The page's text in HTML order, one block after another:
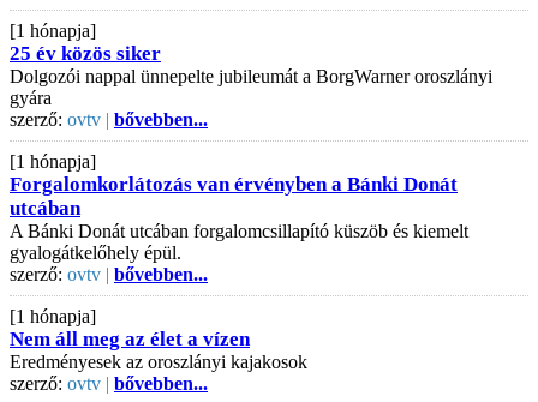
[1 hónapja]
25 év közös siker
Dolgozói nappal ünnepelte jubileumát a BorgWarner oroszlányi
gyára
szerző: ovtv | bővebben...
[1 hónapja]
Forgalomkorlátozás van érvényben a Bánki Donát
utcában
A Bánki Donát utcában forgalomcsillapító küszöb és kiemelt
gyalogátkelőhely épül.
szerző: ovtv | bővebben...
[1 hónapja]
Nem áll meg az élet a vízen
Eredményesek az oroszlányi kajakosok
szerző: ovtv | bővebben...